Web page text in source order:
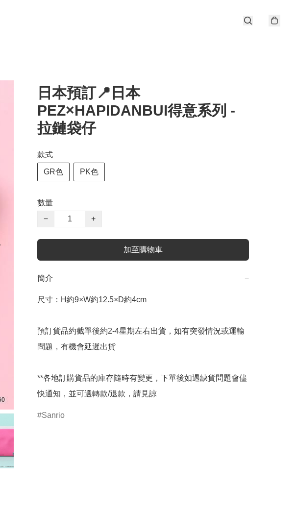
日本預訂📍日本
PEZ×HAPIDANBUI得意系列 -
拉鏈袋仔
款式
GR色 PK色
數量
−
+
加至購物車
簡介 −
尺寸：H約9×W約12.5×D約4cm
預訂貨品約截單後約2-4星期左右出貨，如有突發情況或運輸
問題，有機會延遲出貨
**各地訂購貨品的庫存隨時有變更，下單後如遇缺貨問題會儘
快通知，並可選轉款/退款，請見諒
Sanrio